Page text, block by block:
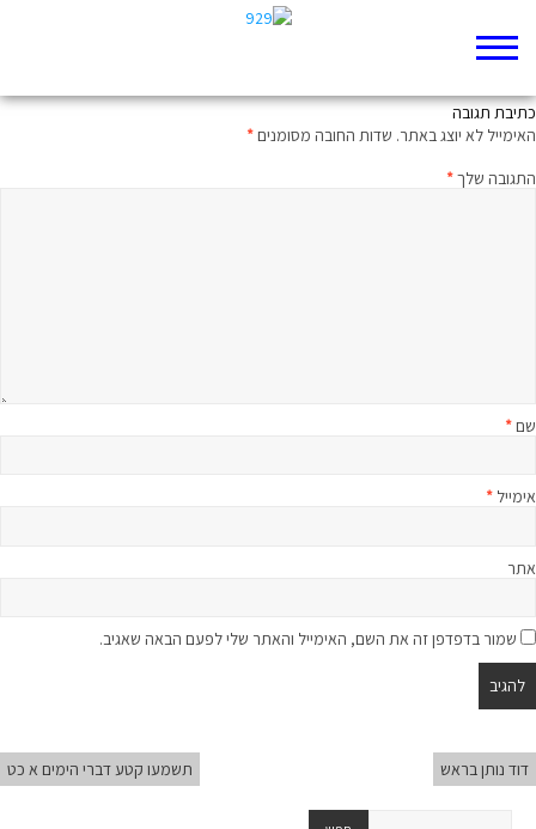
כתיבת תגובה
האימייל לא יוצג באתר. שדות החובה מסומנים*
התגובה שלך*
שם*
אימייל *
אתר
שמור בדפדפן זה את השם, האימייל והאתר שלי לפעם הבאה שאגיב.
דוד נותן בראש תשמעו קטע דברי הימים א כט